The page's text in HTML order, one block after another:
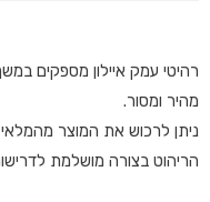
רהיטי עמק איילון מספקים
מהיר ומסור.
ניתן לרכוש את המוצר
הריהוט בצורה מושלמת